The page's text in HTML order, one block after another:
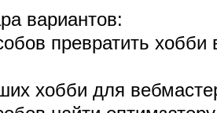
вариантов:
превратить хобби
хобби для